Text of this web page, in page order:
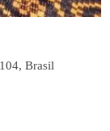
Brasil